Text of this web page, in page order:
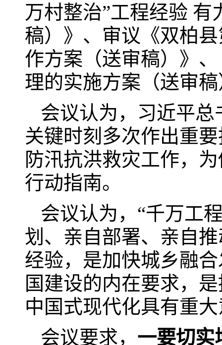
万村整治”工程经验
稿）》、审议《双柏
作方案（送审稿）》
理的实施方案（送审
会议认为，习近平
关键时刻多次作出重
防汛抗洪救灾工作，
行动指南。
会议认为，“千万工
划、亲自部署、亲自
经验，是加快城乡融
国建设的内在要求，
中国式现代化具有重
会议要求， 一要切实